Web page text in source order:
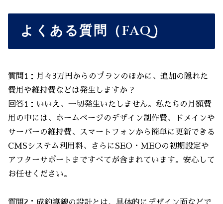
よくある質問（FAQ）
質問1：月々3万円からのプランのほかに、追加の隠れた
費用や維持費などは発生しますか？
回答1：いいえ、一切発生いたしません。私たちの月額費
用の中には、ホームページのデザイン制作費、ドメインや
サーバーの維持費、スマートフォンから簡単に更新できる
CMSシステム利用料、さらにSEO・MEOの初期設定や
アフターサポートまですべてが含まれています。安心して
お任せください。